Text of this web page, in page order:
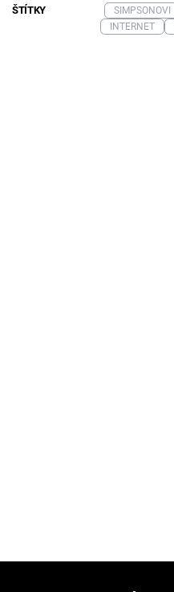
ŠTÍTKY SIMPSONOVI
INTERNET